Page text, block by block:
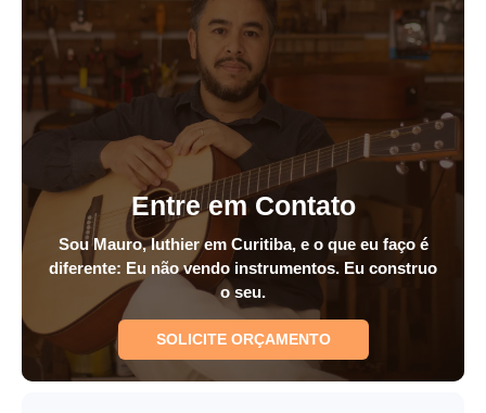
Entre em Contato
Sou Mauro, luthier em Curitiba, e o que eu faço é
diferente: Eu não vendo instrumentos. Eu construo
o seu.
SOLICITE ORÇAMENTO